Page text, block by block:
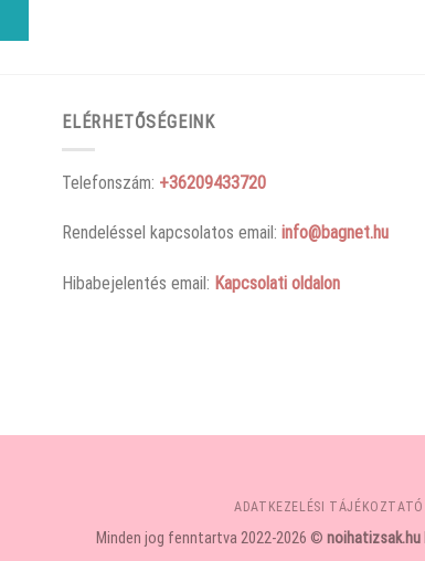
ELÉRHETŐSÉGEINK
Telefonszám: +36209433720
Rendeléssel kapcsolatos email: info@bagnet.hu
Hibabejelentés email: Kapcsolati oldalon
ADATKEZELÉSI TÁJÉKOZTATÓ
Minden jog fenntartva 2022-2026 © noihatizsak.hu